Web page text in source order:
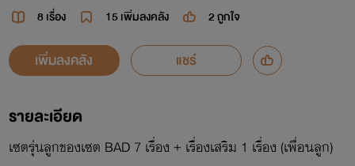
8 เรื่อง 15เพิ่มลงคลัง 2ถูกใจ
เพิ่มลงคลัง แชร์
รายละเอียด
เซตรุ่นลูกของเซต BAD 7 เรื่อง + เรื่องเสริม 1 เรื่อง (เพื่อนลูก)